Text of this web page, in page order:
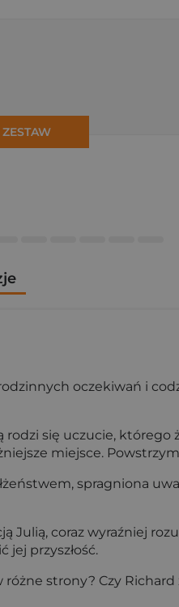
oczekiwań i
się uczucie,
miejsce.
spragniona
coraz wyraźniej
jej przyszłość.
strony? Czy